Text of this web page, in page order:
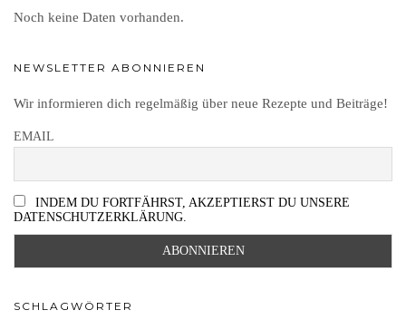
Noch keine Daten vorhanden.
NEWSLETTER ABONNIEREN
Wir informieren dich regelmäßig über neue Rezepte und Beiträge!
EMAIL
INDEM DU FORTFÄHRST, AKZEPTIERST DU UNSERE
DATENSCHUTZERKLÄRUNG.
SCHLAGWÖRTER